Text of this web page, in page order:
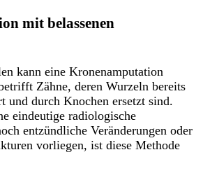
mit belassenen
kann eine Kronenamputation
Zähne, deren Wurzeln bereits
und durch Knochen ersetzt sind.
eindeutige radiologische
entzündliche Veränderungen oder
vorliegen, ist diese Methode